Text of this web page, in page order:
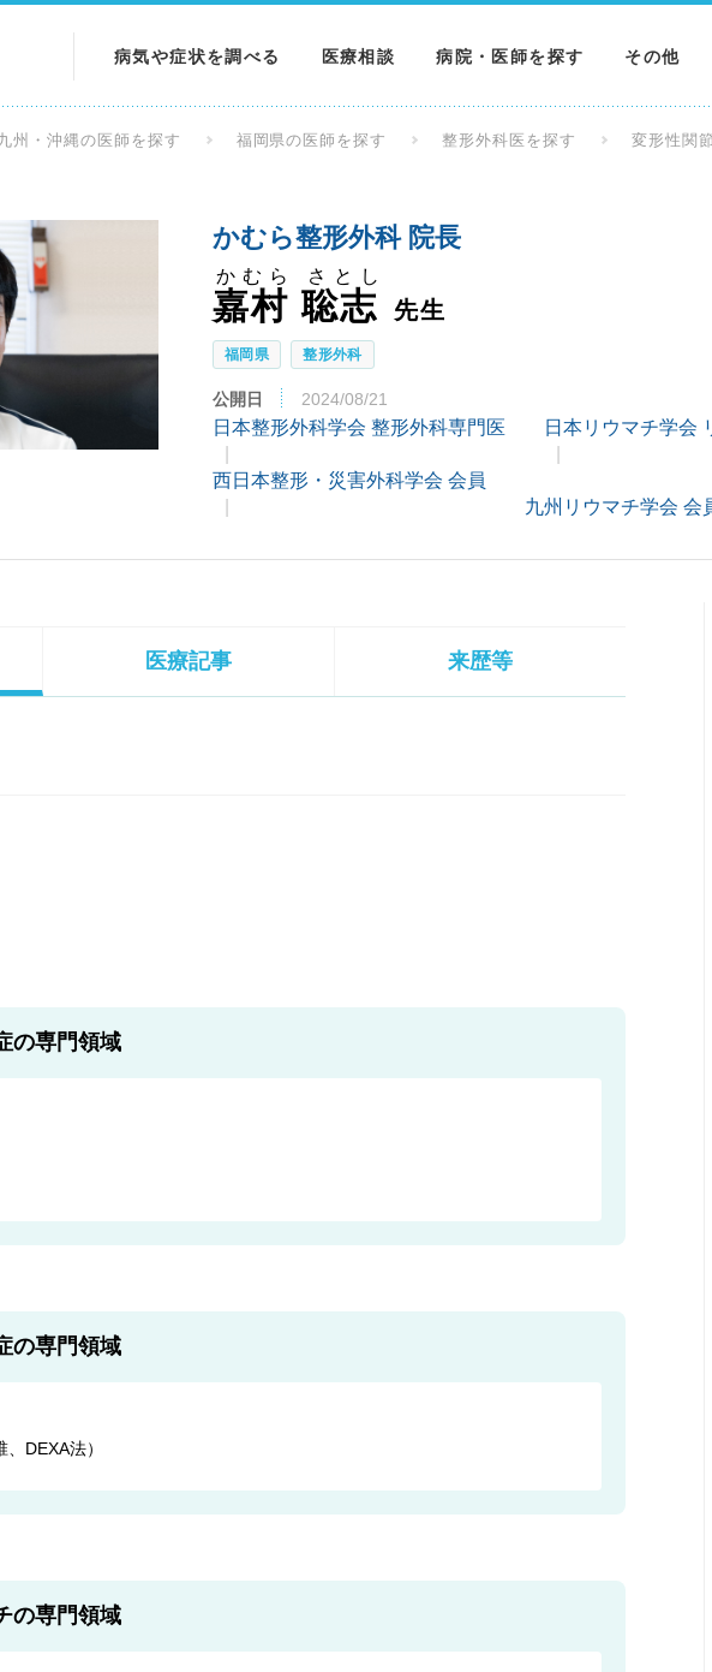
病気や症状を調べる
検査を調べる
医療相談 病院・医師を探す その他
州・沖縄の医師を探す 福岡県の医師を探す 整形外科医を探す 変形性関
かむら整形外科 院長
嘉村 聡志
かむら さとし
先生
福岡県 整形外科
公開日 2024/08/21
日本整形外科学会 整形外科専門医 日本リウマチ学会
西日本整形・災害外科学会 会員
九州リウマチ学会 会
医療記事 来歴等
の専門領域
の専門領域
DEXA法）
の専門領域